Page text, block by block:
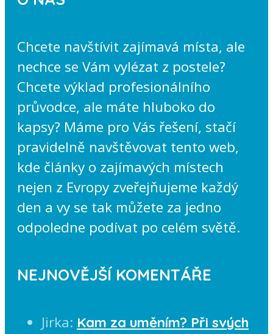
Chcete navštívit zajímavá místa, ale
nechce se Vám vylézat z postele?
Chcete výklad profesionálního
průvodce, ale máte hluboko do
kapsy? Máme pro Vás řešení, stačí
pravidelně navštěvovat tento web,
kde články o zajímavých místech
nejen z Evropy zveřejňujeme každý
den a vy se tak můžete za jedno
odpoledne podívat po celém světě.
NEJNOVĚJŠÍ KOMENTÁŘE
Jirka: Kam za uměním? Při svých